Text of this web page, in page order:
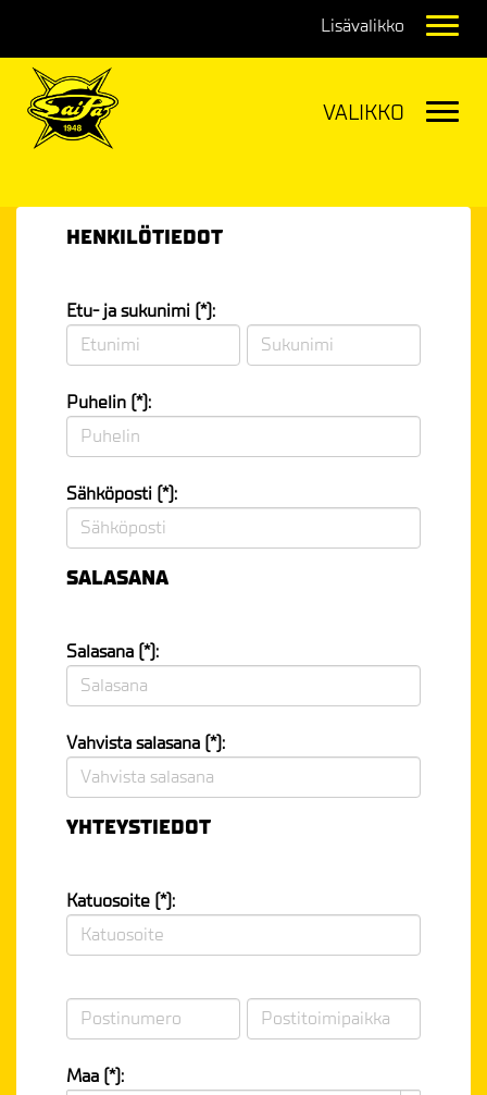
HENKILÖTIEDOT
Etu- ja sukunimi (*):
Puhelin (*):
Sähköposti (*):
SALASANA
Salasana (*):
Vahvista salasana (*):
YHTEYSTIEDOT
Katuosoite (*):
Maa (*):